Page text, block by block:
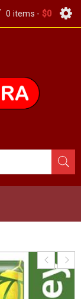
0 items - $0